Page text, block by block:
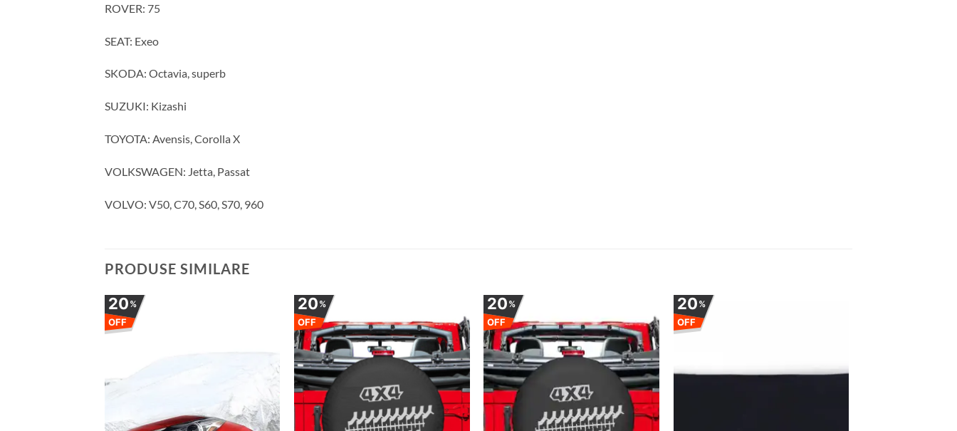
ROVER: 75
SEAT: Exeo
SKODA: Octavia, superb
SUZUKI: Kizashi
TOYOTA: Avensis, Corolla X
VOLKSWAGEN: Jetta, Passat
VOLVO: V50, C70, S60, S70, 960
PRODUSE SIMILARE
20%
OFF
20%
OFF
Adauga
la
favorite
20%
OFF
Adauga
la
favorite
20%
OFF